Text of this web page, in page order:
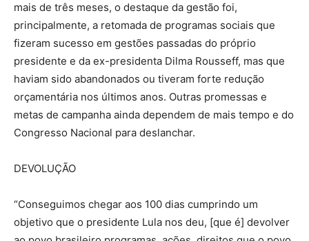
mais de três meses, o destaque da gestão foi,
principalmente, a retomada de programas sociais que
fizeram sucesso em gestões passadas do próprio
presidente e da ex-presidenta Dilma Rousseff, mas que
haviam sido abandonados ou tiveram forte redução
orçamentária nos últimos anos. Outras promessas e
metas de campanha ainda dependem de mais tempo e do
Congresso Nacional para deslanchar.
DEVOLUÇÃO
“Conseguimos chegar aos 100 dias cumprindo um
objetivo que o presidente Lula nos deu, [que é] devolver